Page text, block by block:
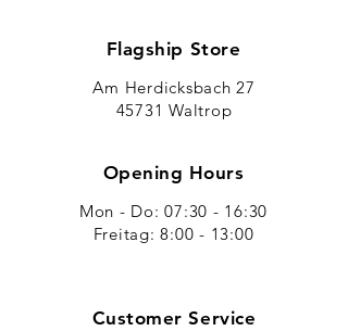
Flagship Store
Am Herdicksbach 27
45731 Waltrop
Opening Hours
Mon - Do: 07:30 - 16:30
​​Freitag: 8:00 - 13:00
Customer Service